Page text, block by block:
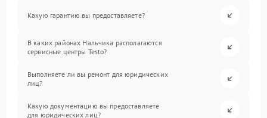
Какую гарантию вы предоставляете?
В каких районах Нальчика располагаются
сервисные центры Testo?
Выполняете ли вы ремонт для юридических
лиц?
Какую документацию вы предоставляете
для юридических лиц?